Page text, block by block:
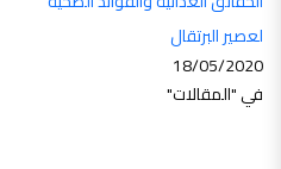
لعصير البرتقال
18/05/2020
في "المقالات"